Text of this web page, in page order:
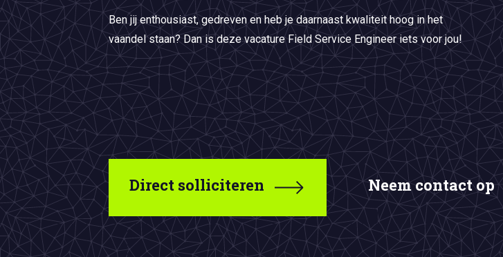
Ben jij enthousiast, gedreven en heb je daarnaast kwaliteit hoog in het
vaandel staan? Dan is deze vacature Field Service Engineer iets voor jou!
Direct solliciteren Neem contact op